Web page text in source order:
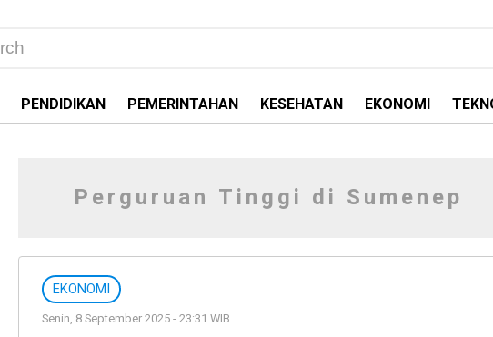
PENDIDIKAN PEMERINTAHAN KESEHATAN EKONOMI
Perguruan Tinggi di Sumenep
EKONOMI
Senin, 8 September 2025 - 23:31 WIB